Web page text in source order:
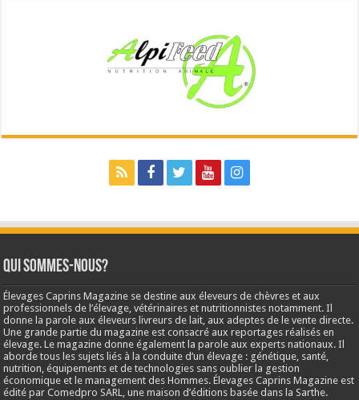
Qui sommes-nous?
Élevages Caprins Magazine se destine aux éleveurs de chèvres et aux
professionnels de l’élevage, vétérinaires et nutritionnistes notamment. Il
donne la parole aux éleveurs livreurs de lait, aux adeptes de le vente directe.
Une grande partie du magazine est consacré aux reportages réalisés en
élevage. Le magazine donne également la parole aux experts nationaux. Il
aborde tous les sujets liés à la conduite d’un élevage : génétique, santé,
nutrition, équipements et de technologies sans oublier la gestion
économique et le management des Hommes. Élevages Caprins Magazine est
édité par Comedpro SARL, une maison d’éditions basée dans la Sarthe.